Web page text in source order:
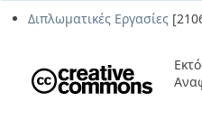
Διπλωματικές Εργασίες